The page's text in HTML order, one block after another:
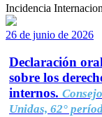
Incidencia
26 de junio de 2026
Declaración
sobre los
internos.
Unidas, 62°